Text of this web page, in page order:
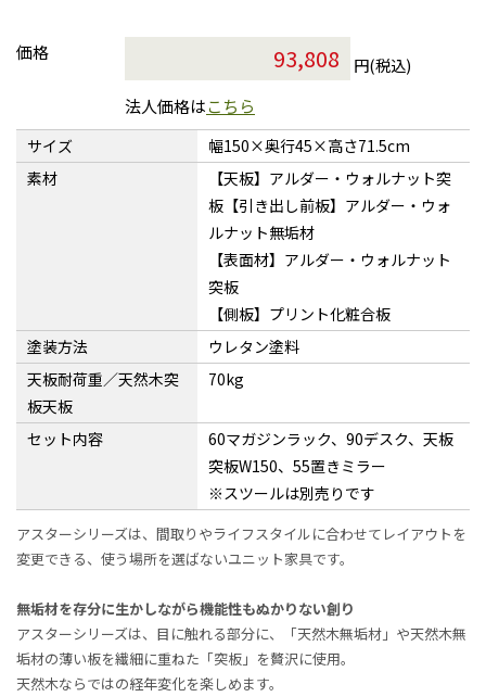
価格
円(税込)
法人価格はこちら
サイズ
幅150×奥行45×高さ71.5cm
素材
【天板】アルダー・ウォルナット突
板【引き出し前板】アルダー・ウォ
ルナット無垢材
【表面材】アルダー・ウォルナット
突板
【側板】プリント化粧合板
塗装方法
ウレタン塗料
天板耐荷重／天然木突
板天板
70kg
セット内容
60マガジンラック、90デスク、天板
突板W150、55置きミラー
※スツールは別売りです
アスターシリーズは、間取りやライフスタイルに合わせてレイアウトを
変更できる、使う場所を選ばないユニット家具です。
無垢材を存分に生かしながら機能性もぬかりない創り
アスターシリーズは、目に触れる部分に、「天然木無垢材」や天然木無
垢材の薄い板を繊細に重ねた「突板」を贅沢に使用。
天然木ならではの経年変化を楽しめます。